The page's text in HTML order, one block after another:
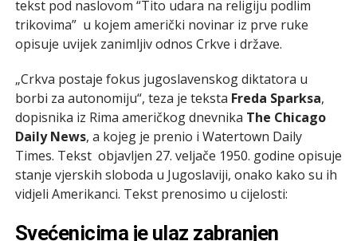
tekst pod naslovom “Tito udara na religiju podlim
trikovima” u kojem američki novinar iz prve ruke
opisuje uvijek zanimljiv odnos Crkve i države.
„Crkva postaje fokus jugoslavenskog diktatora u
borbi za autonomiju“, teza je teksta Freda Sparksa,
dopisnika iz Rima američkog dnevnika The Chicago
Daily News, a kojeg je prenio i Watertown Daily
Times. Tekst objavljen 27. veljače 1950. godine opisuje
stanje vjerskih sloboda u Jugoslaviji, onako kako su ih
vidjeli Amerikanci. Tekst prenosimo u cijelosti:
Svećenicima je ulaz zabranjen